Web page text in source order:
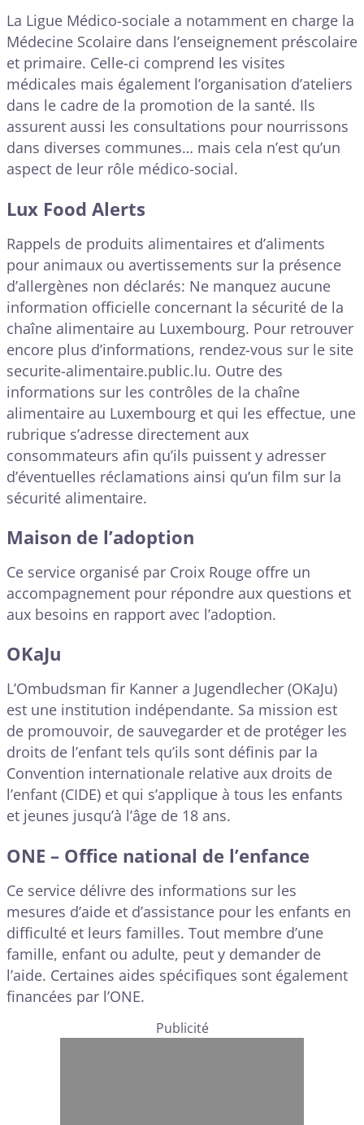
La Ligue Médico-sociale a notamment en charge la
Médecine Scolaire dans l’enseignement préscolaire
et primaire. Celle-ci comprend les visites
médicales mais également l’organisation d’ateliers
dans le cadre de la promotion de la santé. Ils
assurent aussi les consultations pour nourrissons
dans diverses communes… mais cela n’est qu’un
aspect de leur rôle médico-social.
Lux Food Alerts
Rappels de produits alimentaires et d’aliments
pour animaux ou avertissements sur la présence
d’allergènes non déclarés: Ne manquez aucune
information officielle concernant la sécurité de la
chaîne alimentaire au Luxembourg. Pour retrouver
encore plus d’informations, rendez-vous sur le site
securite-alimentaire.public.lu. Outre des
informations sur les contrôles de la chaîne
alimentaire au Luxembourg et qui les effectue, une
rubrique s’adresse directement aux
consommateurs afin qu’ils puissent y adresser
d’éventuelles réclamations ainsi qu’un film sur la
sécurité alimentaire.
Maison de l’adoption
Ce service organisé par Croix Rouge offre un
accompagnement pour répondre aux questions et
aux besoins en rapport avec l’adoption.
OKaJu
L’Ombudsman fir Kanner a Jugendlecher (OKaJu)
est une institution indépendante. Sa mission est
de promouvoir, de sauvegarder et de protéger les
droits de l’enfant tels qu’ils sont définis par la
Convention internationale relative aux droits de
l’enfant (CIDE) et qui s’applique à tous les enfants
et jeunes jusqu’à l’âge de 18 ans.
ONE – Office national de l’enfance
Ce service délivre des informations sur les
mesures d’aide et d’assistance pour les enfants en
difficulté et leurs familles. Tout membre d’une
famille, enfant ou adulte, peut y demander de
l’aide. Certaines aides spécifiques sont également
financées par l’ONE.
Publicité